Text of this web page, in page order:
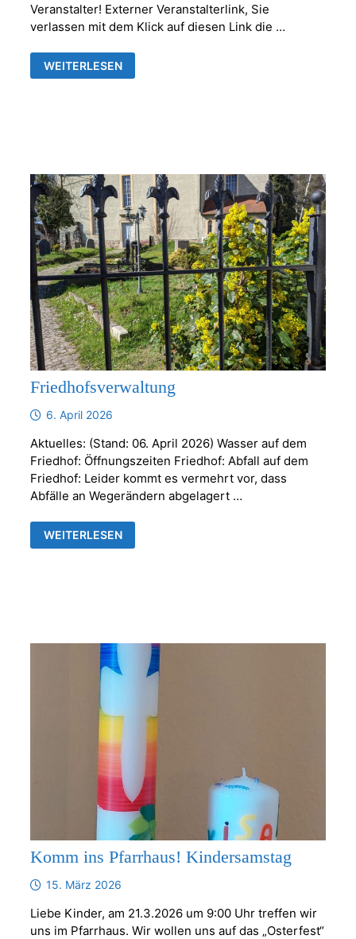
Veranstalter! Externer Veranstalterlink, Sie
verlassen mit dem Klick auf diesen Link die …
FRANKENTHALER
MAIBAUMSETZEN
WEITERLESEN
Friedhofsverwaltung
6. April 2026
Aktuelles: (Stand: 06. April 2026) Wasser auf dem
Friedhof: Öffnungszeiten Friedhof: Abfall auf dem
Friedhof: Leider kommt es vermehrt vor, dass
Abfälle an Wegerändern abgelagert …
FRIEDHOFSVERWALTUNG
WEITERLESEN
Komm ins Pfarrhaus! Kindersamstag
15. März 2026
Liebe Kinder, am 21.3.2026 um 9:00 Uhr treffen wir
uns im Pfarrhaus. Wir wollen uns auf das „Osterfest“